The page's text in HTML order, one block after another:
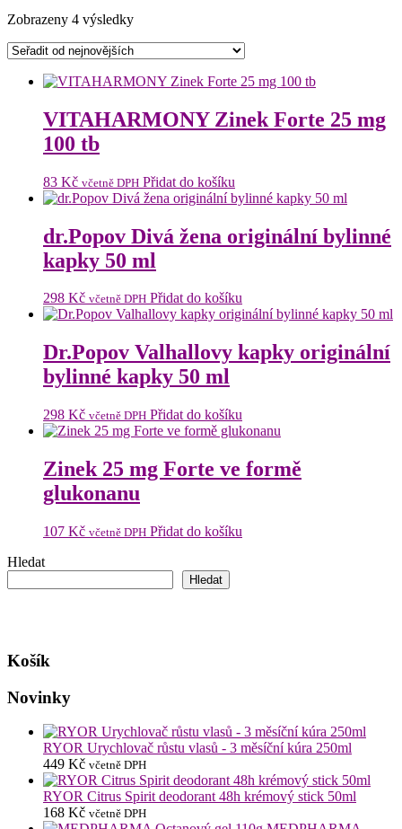
Zobrazeny 4 výsledkySeřazeno
nejnovějších
VITAHARMONY Zinek Forte 25 mg
100 tb
83 Kč včetně DPH Přidat do košíku
dr.Popov Divá žena originální bylinné
kapky 50 ml
298 Kč včetně DPH Přidat do košíku
Dr.Popov Valhallovy kapky originální
bylinné kapky 50 ml
298 Kč včetně DPH Přidat do košíku
Zinek 25 mg Forte ve formě
glukonanu
107 Kč včetně DPH Přidat do košíku
Hledat
Hledat
Košík
Novinky
RYOR Urychlovač růstu vlasů - 3 měsíční kúra 250ml
449 Kč včetně DPH
RYOR Citrus Spirit deodorant 48h krémový stick 50ml
168 Kč včetně DPH